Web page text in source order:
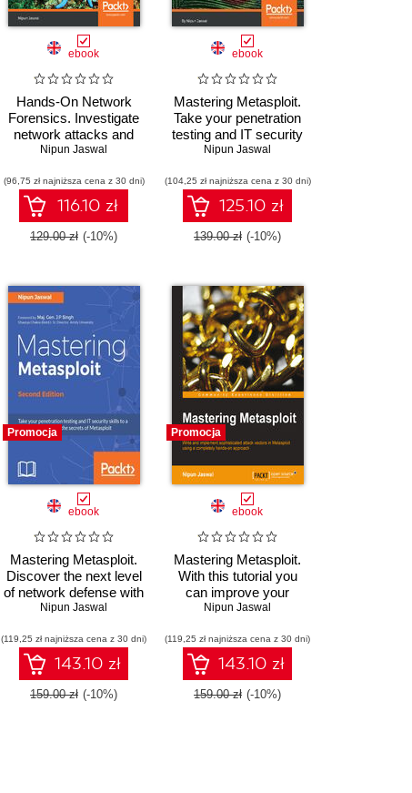
ebook
Hands-On Network
Forensics. Investigate
network attacks and
find evidence using
forensic tools
Nipun Jaswal
(96,75 zł najniższa cena z 30 dni)
116.10 zł
129.00 zł (-10%)
ebook
Mastering Metasploit.
Take your penetration
testing and IT security
skills to a whole new
Metasploit - Third
Edition
Nipun Jaswal
(104,25 zł najniższa cena z 30 dni)
125.10 zł
139.00 zł (-10%)
Promocja
ebook
Mastering Metasploit.
Discover the next level
of network defense with
the Metasploit
Edition
Nipun Jaswal
(119,25 zł najniższa cena z 30 dni)
143.10 zł
159.00 zł (-10%)
Promocja
ebook
Mastering Metasploit.
With this tutorial you
can improve your
Metasploit skills and
network's defenses to
the ultimate test. The
step-by-step approach
teaches you the
Nipun Jaswal
(119,25 zł najniższa cena z 30 dni)
143.10 zł
159.00 zł (-10%)